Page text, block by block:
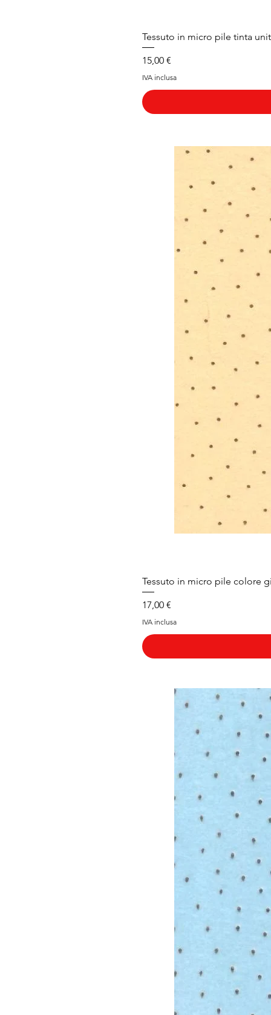
Tessuto in micro pile tinta
Prezzo
15,00 €
IVA inclusa
Tessuto in micro pile colore
Prezzo
17,00 €
IVA inclusa